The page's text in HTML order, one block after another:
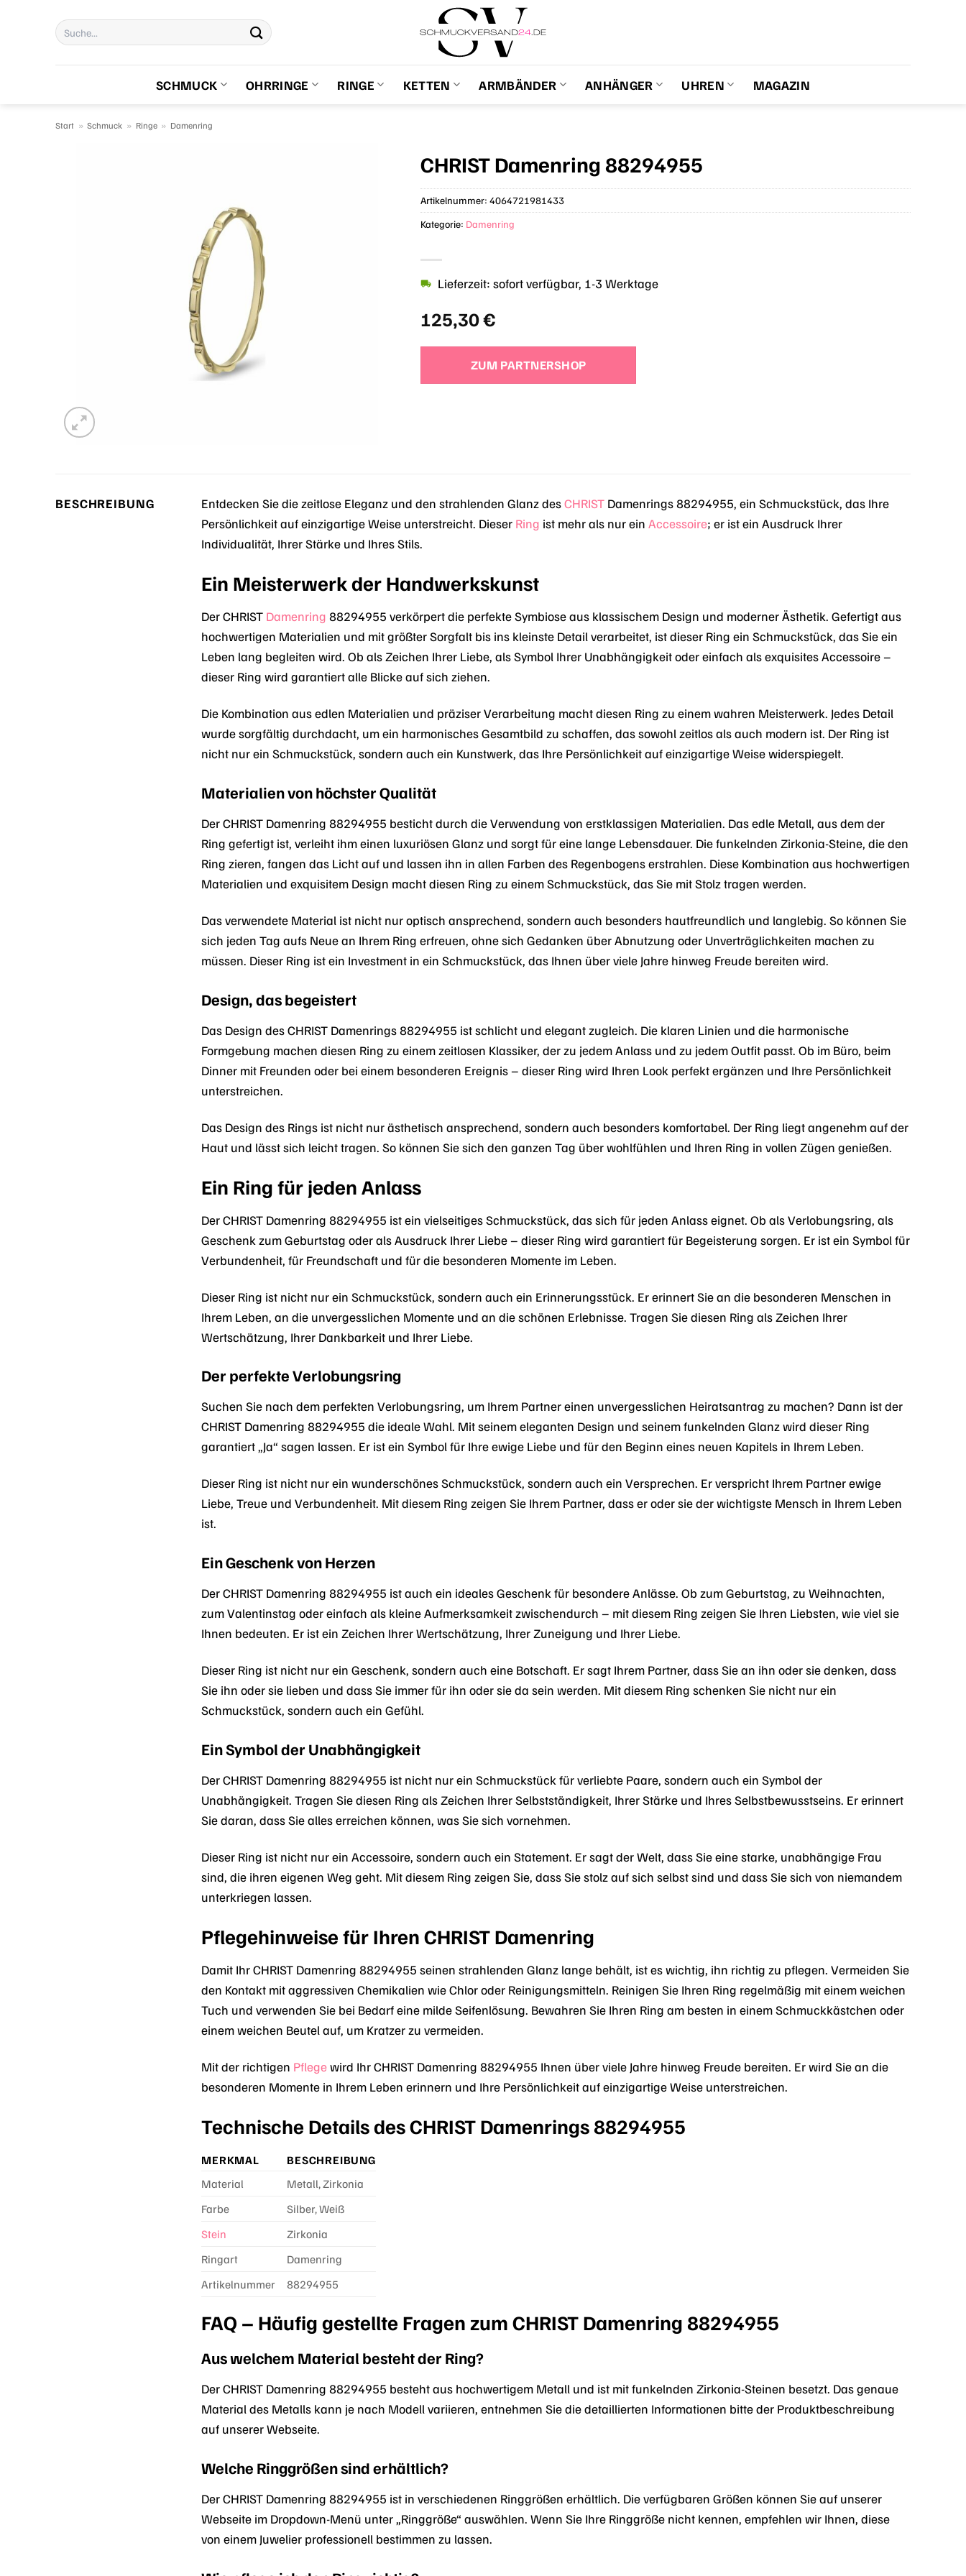
Suchen
nach:
SCHMUCK OHRRINGE RINGE KETTEN ARMBÄNDER ANHÄNGER UHREN MAGAZIN
Start » Schmuck » Ringe » Damenring
CHRIST Damenring 88294955
125,30€
Lieferzeit: sofort verfügbar, 1-3 Werktage
ZUM PARTNERSHOP
Artikelnummer:4064721981433
Kategorie: Damenring
BESCHREIBUNG Entdecken Sie die zeitlose Eleganz und den strahlenden Glanz desCHRIST Damenrings 88294955, ein Schmuckstück, das Ihre
Persönlichkeit auf einzigartige Weise unterstreicht. Dieser Ring ist mehr als nur einAccessoire; er ist ein Ausdruck Ihrer
Individualität, Ihrer Stärke und Ihres Stils.
Ein Meisterwerk der Handwerkskunst
Der CHRIST Damenring 88294955 verkörpert die perfekte Symbiose aus klassischem Design und moderner Ästhetik. Gefertigt aus
hochwertigen Materialien und mit größter Sorgfalt bis ins kleinste Detail verarbeitet, ist dieser Ring ein Schmuckstück, das Sie ein
Leben lang begleiten wird. Ob als Zeichen Ihrer Liebe, als Symbol Ihrer Unabhängigkeit oder einfach als exquisites Accessoire –
dieser Ring wird garantiert alle Blicke auf sich ziehen.
Die Kombination aus edlen Materialien und präziser Verarbeitung macht diesen Ring zu einem wahren Meisterwerk. Jedes Detail
wurde sorgfältig durchdacht, um ein harmonisches Gesamtbild zu schaffen, das sowohl zeitlos als auch modern ist. Der Ring ist
nicht nur ein Schmuckstück, sondern auch ein Kunstwerk, das Ihre Persönlichkeit auf einzigartige Weise widerspiegelt.
Materialien von höchster Qualität
Der CHRIST Damenring 88294955 besticht durch die Verwendung von erstklassigen Materialien. Das edle Metall, aus dem der
Ring gefertigt ist, verleiht ihm einen luxuriösen Glanz und sorgt für eine lange Lebensdauer. Die funkelnden Zirkonia-Steine, die den
Ring zieren, fangen das Licht auf und lassen ihn in allen Farben des Regenbogens erstrahlen. Diese Kombination aus hochwertigen
Materialien und exquisitem Design macht diesen Ring zu einem Schmuckstück, das Sie mit Stolz tragen werden.
Das verwendete Material ist nicht nur optisch ansprechend, sondern auch besonders hautfreundlich und langlebig. So können Sie
sich jeden Tag aufs Neue an Ihrem Ring erfreuen, ohne sich Gedanken über Abnutzung oder Unverträglichkeiten machen zu
müssen. Dieser Ring ist ein Investment in ein Schmuckstück, das Ihnen über viele Jahre hinweg Freude bereiten wird.
Design, das begeistert
Das Design des CHRIST Damenrings 88294955 ist schlicht und elegant zugleich. Die klaren Linien und die harmonische
Formgebung machen diesen Ring zu einem zeitlosen Klassiker, der zu jedem Anlass und zu jedem Outfit passt. Ob im Büro, beim
Dinner mit Freunden oder bei einem besonderen Ereignis – dieser Ring wird Ihren Look perfekt ergänzen und Ihre Persönlichkeit
unterstreichen.
Das Design des Rings ist nicht nur ästhetisch ansprechend, sondern auch besonders komfortabel. Der Ring liegt angenehm auf der
Haut und lässt sich leicht tragen. So können Sie sich den ganzen Tag über wohlfühlen und Ihren Ring in vollen Zügen genießen.
Ein Ring für jeden Anlass
Der CHRIST Damenring 88294955 ist ein vielseitiges Schmuckstück, das sich für jeden Anlass eignet. Ob als Verlobungsring, als
Geschenk zum Geburtstag oder als Ausdruck Ihrer Liebe – dieser Ring wird garantiert für Begeisterung sorgen. Er ist ein Symbol für
Verbundenheit, für Freundschaft und für die besonderen Momente im Leben.
Dieser Ring ist nicht nur ein Schmuckstück, sondern auch ein Erinnerungsstück. Er erinnert Sie an die besonderen Menschen in
Ihrem Leben, an die unvergesslichen Momente und an die schönen Erlebnisse. Tragen Sie diesen Ring als Zeichen Ihrer
Wertschätzung, Ihrer Dankbarkeit und Ihrer Liebe.
Der perfekte Verlobungsring
Suchen Sie nach dem perfekten Verlobungsring, um Ihrem Partner einen unvergesslichen Heiratsantrag zu machen? Dann ist der
CHRIST Damenring 88294955 die ideale Wahl. Mit seinem eleganten Design und seinem funkelnden Glanz wird dieser Ring
garantiert „Ja“ sagen lassen. Er ist ein Symbol für Ihre ewige Liebe und für den Beginn eines neuen Kapitels in Ihrem Leben.
Dieser Ring ist nicht nur ein wunderschönes Schmuckstück, sondern auch ein Versprechen. Er verspricht Ihrem Partner ewige
Liebe, Treue und Verbundenheit. Mit diesem Ring zeigen Sie Ihrem Partner, dass er oder sie der wichtigste Mensch in Ihrem Leben
ist.
Ein Geschenk von Herzen
Der CHRIST Damenring 88294955 ist auch ein ideales Geschenk für besondere Anlässe. Ob zum Geburtstag, zu Weihnachten,
zum Valentinstag oder einfach als kleine Aufmerksamkeit zwischendurch – mit diesem Ring zeigen Sie Ihren Liebsten, wie viel sie
Ihnen bedeuten. Er ist ein Zeichen Ihrer Wertschätzung, Ihrer Zuneigung und Ihrer Liebe.
Dieser Ring ist nicht nur ein Geschenk, sondern auch eine Botschaft. Er sagt Ihrem Partner, dass Sie an ihn oder sie denken, dass
Sie ihn oder sie lieben und dass Sie immer für ihn oder sie da sein werden. Mit diesem Ring schenken Sie nicht nur ein
Schmuckstück, sondern auch ein Gefühl.
Ein Symbol der Unabhängigkeit
Der CHRIST Damenring 88294955 ist nicht nur ein Schmuckstück für verliebte Paare, sondern auch ein Symbol der
Unabhängigkeit. Tragen Sie diesen Ring als Zeichen Ihrer Selbstständigkeit, Ihrer Stärke und Ihres Selbstbewusstseins. Er erinnert
Sie daran, dass Sie alles erreichen können, was Sie sich vornehmen.
Dieser Ring ist nicht nur ein Accessoire, sondern auch ein Statement. Er sagt der Welt, dass Sie eine starke, unabhängige Frau
sind, die ihren eigenen Weg geht. Mit diesem Ring zeigen Sie, dass Sie stolz auf sich selbst sind und dass Sie sich von niemandem
unterkriegen lassen.
Pflegehinweise für Ihren CHRIST Damenring
Damit Ihr CHRIST Damenring 88294955 seinen strahlenden Glanz lange behält, ist es wichtig, ihn richtig zu pflegen. Vermeiden Sie
den Kontakt mit aggressiven Chemikalien wie Chlor oder Reinigungsmitteln. Reinigen Sie Ihren Ring regelmäßig mit einem weichen
Tuch und verwenden Sie bei Bedarf eine milde Seifenlösung. Bewahren Sie Ihren Ring am besten in einem Schmuckkästchen oder
einem weichen Beutel auf, um Kratzer zu vermeiden.
Mit der richtigen Pflegewird Ihr CHRIST Damenring 88294955 Ihnen über viele Jahre hinweg Freude bereiten. Er wird Sie an die
besonderen Momente in Ihrem Leben erinnern und Ihre Persönlichkeit auf einzigartige Weise unterstreichen.
Technische Details des CHRIST Damenrings 88294955
MERKMAL
BESCHREIBUNG
Material
Metall, Zirkonia
Farbe
Silber, Weiß
Stein
Zirkonia
Ringart
Damenring
Artikelnummer
88294955
FAQ – Häufig gestellte Fragen zum CHRIST Damenring 88294955
Aus welchem Material besteht der Ring?
Der CHRIST Damenring 88294955 besteht aus hochwertigem Metall und ist mit funkelnden Zirkonia-Steinen besetzt. Das genaue
Material des Metalls kann je nach Modell variieren, entnehmen Sie die detaillierten Informationen bitte der Produktbeschreibung
auf unserer Webseite.
Welche Ringgrößen sind erhältlich?
Der CHRIST Damenring 88294955 ist in verschiedenen Ringgrößen erhältlich. Die verfügbaren Größen können Sie auf unserer
Webseite im Dropdown-Menü unter „Ringgröße“ auswählen. Wenn Sie Ihre Ringgröße nicht kennen, empfehlen wir Ihnen, diese
von einem Juwelier professionell bestimmen zu lassen.